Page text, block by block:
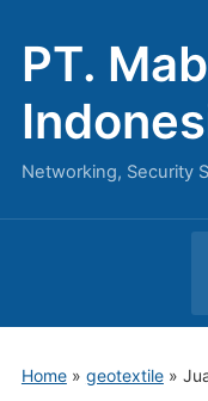
PT.
Networking, Security
Home» geotextile»